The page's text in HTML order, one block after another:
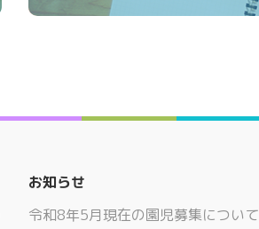
お知らせ
令和8年5月現在の園児募集について